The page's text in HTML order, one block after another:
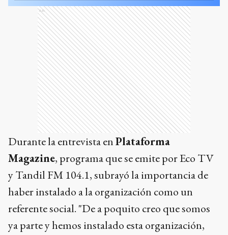
Ads
Durante la entrevista enPlataforma
Magazine, programa que se emite por Eco TV
y Tandil FM 104.1, subrayó la importancia de
haber instalado a la organización como un
referente social. "De a poquito creo que somos
ya parte y hemos instalado esta organización,